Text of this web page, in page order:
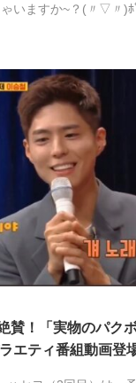
いますか~？(〃▽〃)ﾎ
賛！「実物のパク
エティ番組動画登